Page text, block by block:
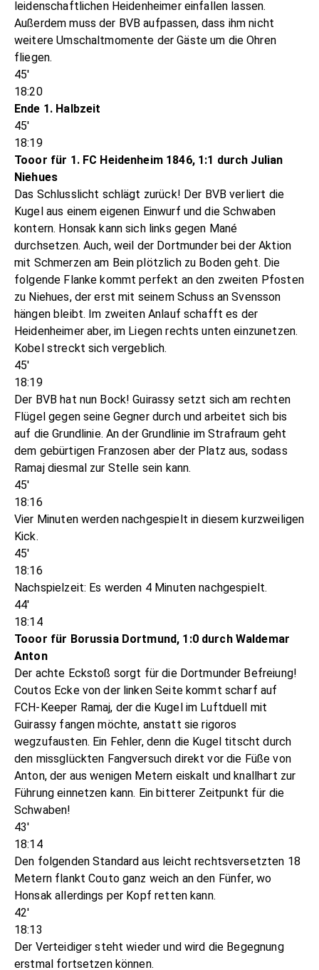
leidenschaftlichen Heidenheimer einfallen lassen.
Außerdem muss der BVB aufpassen, dass ihm nicht
weitere Umschaltmomente der Gäste um die Ohren
fliegen.
45'
18:20
Ende 1. Halbzeit
45'
18:19
Tooor für 1. FC Heidenheim 1846, 1:1 durch Julian
Niehues
Das Schlusslicht schlägt zurück! Der BVB verliert die
Kugel aus einem eigenen Einwurf und die Schwaben
kontern. Honsak kann sich links gegen Mané
durchsetzen. Auch, weil der Dortmunder bei der Aktion
mit Schmerzen am Bein plötzlich zu Boden geht. Die
folgende Flanke kommt perfekt an den zweiten Pfosten
zu Niehues, der erst mit seinem Schuss an Svensson
hängen bleibt. Im zweiten Anlauf schafft es der
Heidenheimer aber, im Liegen rechts unten einzunetzen.
Kobel streckt sich vergeblich.
45'
18:19
Der BVB hat nun Bock! Guirassy setzt sich am rechten
Flügel gegen seine Gegner durch und arbeitet sich bis
auf die Grundlinie. An der Grundlinie im Strafraum geht
dem gebürtigen Franzosen aber der Platz aus, sodass
Ramaj diesmal zur Stelle sein kann.
45'
18:16
Vier Minuten werden nachgespielt in diesem kurzweiligen
Kick.
45'
18:16
Nachspielzeit: Es werden 4 Minuten nachgespielt.
44'
18:14
Tooor für Borussia Dortmund, 1:0 durch Waldemar
Anton
Der achte Eckstoß sorgt für die Dortmunder Befreiung!
Coutos Ecke von der linken Seite kommt scharf auf
FCH-Keeper Ramaj, der die Kugel im Luftduell mit
Guirassy fangen möchte, anstatt sie rigoros
wegzufausten. Ein Fehler, denn die Kugel titscht durch
den missglückten Fangversuch direkt vor die Füße von
Anton, der aus wenigen Metern eiskalt und knallhart zur
Führung einnetzen kann. Ein bitterer Zeitpunkt für die
Schwaben!
43'
18:14
Den folgenden Standard aus leicht rechtsversetzten 18
Metern flankt Couto ganz weich an den Fünfer, wo
Honsak allerdings per Kopf retten kann.
42'
18:13
Der Verteidiger steht wieder und wird die Begegnung
erstmal fortsetzen können.